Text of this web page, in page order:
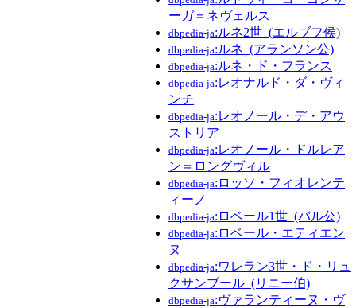
ーガ＝ネヴェルス
dbpedia-ja:ルネ2世_(エルブフ侯)
dbpedia-ja:ルネ_(アランソン公)
dbpedia-ja:ルネ・ド・フランス
dbpedia-ja:レオナルド・ダ・ヴィ
ンチ
dbpedia-ja:レオノール・デ・アウ
ストリア
dbpedia-ja:レオノール・ドルレア
ン＝ロングヴィル
dbpedia-ja:ロッソ・フィオレンテ
ィーノ
dbpedia-ja:ロベール1世_(バル公)
dbpedia-ja:ロベール・エティエン
ヌ
dbpedia-ja:ワレラン3世・ド・リュ
クサンブール_(リニー伯)
dbpedia-ja:ヴァランティーヌ・ヴ